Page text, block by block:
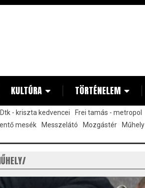
KULTÚRA TÖRTÉNELEM
Dtk - kriszta kedvencei Frei tamás - metropol
mesék Messzelátó Mozgástér Műhely